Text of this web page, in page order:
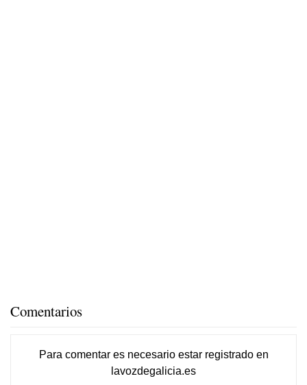
Comentarios
Para comentar es necesario estar registradoen
lavozdegalicia.es